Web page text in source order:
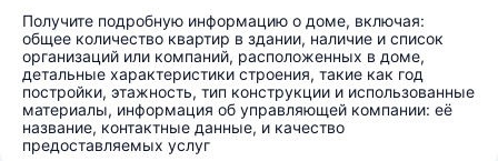
Получите подробную информацию о доме, включая:
общее количество квартир в здании, наличие и список
организаций или компаний, расположенных в доме,
детальные характеристики строения, такие как год
постройки, этажность, тип конструкции и использованные
материалы, информация об управляющей компании: её
название, контактные данные, и качество
предоставляемых услуг